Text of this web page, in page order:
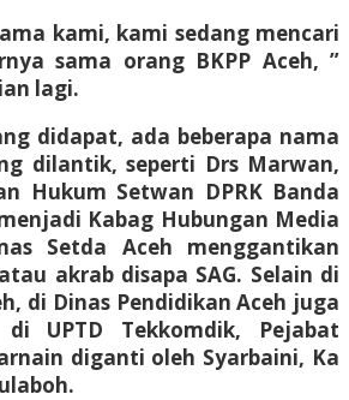
kami, kami sedang mencari
sama orang BKPP Aceh, ”
lagi.
didapat, ada beberapa nama
dilantik, seperti Drs Marwan,
Hukum Setwan DPRK Banda
Kabag Hubungan Media
Setda Aceh menggantikan
akrab disapa SAG. Selain di
di Dinas Pendidikan Aceh juga
UPTD Tekkomdik, Pejabat
diganti oleh Syarbaini, Ka